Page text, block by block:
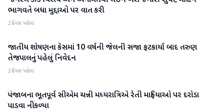
ભાગવતે બધા મુદ્દાઓ પર વાત કરી
2 દિવસ પહેલા
રાજકારણ
જાતીય શોષણના કેસમાં 10 વર્ષની જેલની સજા ફટકાર્યા બાદ તરુણ
તેજપાલનું પહેલું નિવેદન
2 દિવસ પહેલા
રાજકારણ
પંજાબના ભૂતપૂર્વ સીએમ ચન્ની મધ્યરાત્રિએ રેતી માફિયાઓ પર દરોડા
પાડવા નીકળ્યા